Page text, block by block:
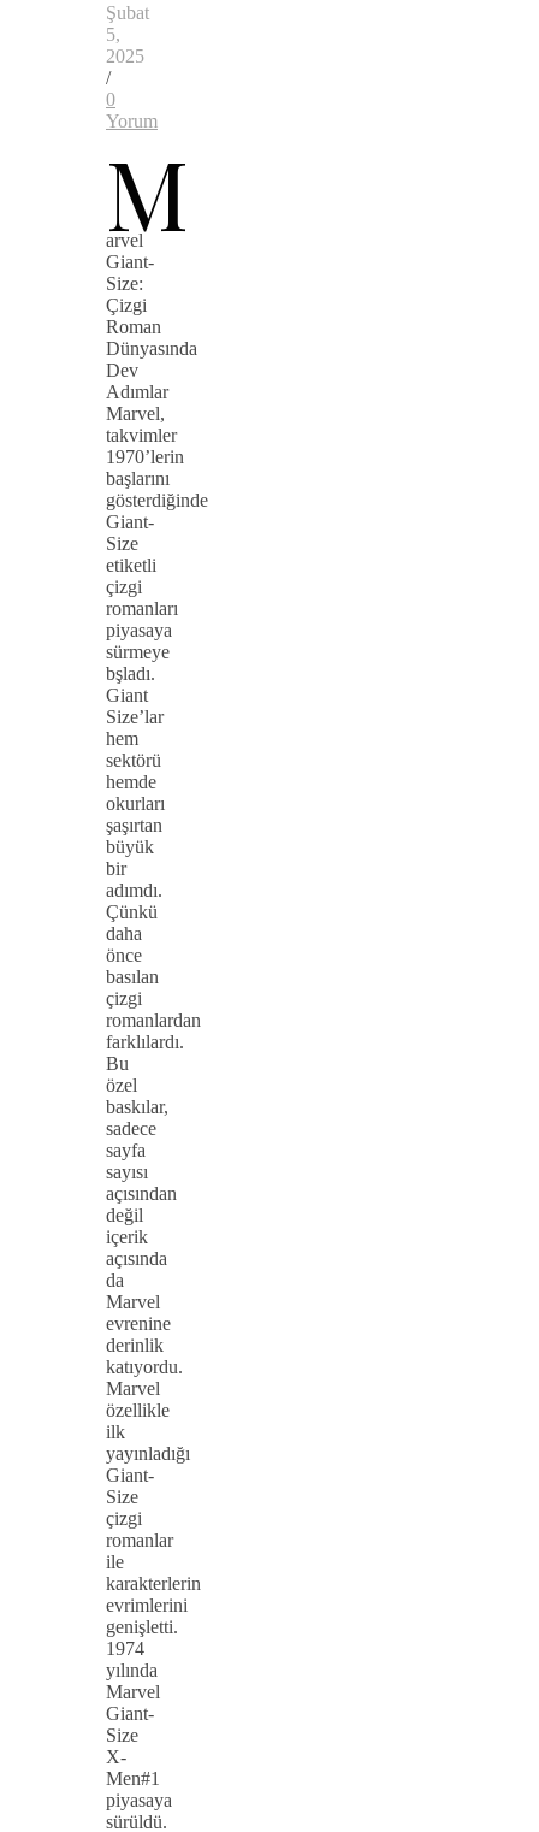
Şubat
5,
2025
/
0
Yorum
M
arvel
Giant-
Size:
Çizgi
Roman
Dünyasında
Dev
Adımlar
Marvel,
takvimler
1970’lerin
başlarını
gösterdiğinde
Giant-
Size
etiketli
çizgi
romanları
piyasaya
sürmeye
bşladı.
Giant
Size’lar
hem
sektörü
hemde
okurları
şaşırtan
büyük
bir
adımdı.
Çünkü
daha
önce
basılan
çizgi
romanlardan
farklılardı.
Bu
özel
baskılar,
sadece
sayfa
sayısı
açısından
değil
içerik
açısında
da
Marvel
evrenine
derinlik
katıyordu.
Marvel
özellikle
ilk
yayınladığı
Giant-
Size
çizgi
romanlar
ile
karakterlerin
evrimlerini
genişletti.
1974
yılında
Marvel
Giant-
Size
X-
Men#1
piyasaya
sürüldü.